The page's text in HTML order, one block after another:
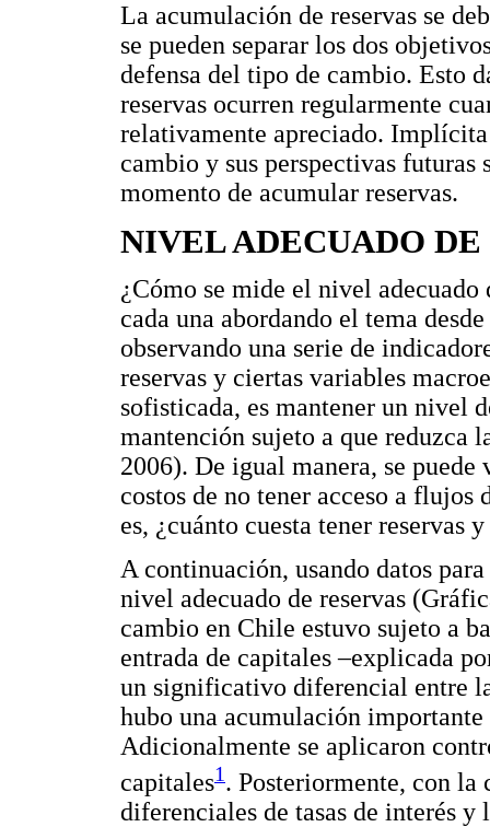
La acumulación de reservas se
se pueden separar los dos
defensa del tipo de cambio. Esto
reservas ocurren regularmente
relativamente apreciado.
cambio y sus perspectivas futuras
momento de acumular reservas.
NIVEL ADECUADO DE
¿Cómo se mide el nivel
cada una abordando el tema
observando una serie de
reservas y ciertas variables
sofisticada, es mantener un nivel
mantención sujeto a que reduzca
2006). De igual manera, se puede
costos de no tener acceso a flujos
es, ¿cuánto cuesta tener reservas
A continuación, usando datos
nivel adecuado de reservas
cambio en Chile estuvo sujeto a
entrada de capitales –explicada
un significativo diferencial entre
hubo una acumulación
Adicionalmente se aplicaron
capitales1. Posteriormente, con
diferenciales de tasas de interés y